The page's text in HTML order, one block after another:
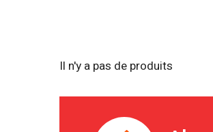
Il n'y a pas de produits